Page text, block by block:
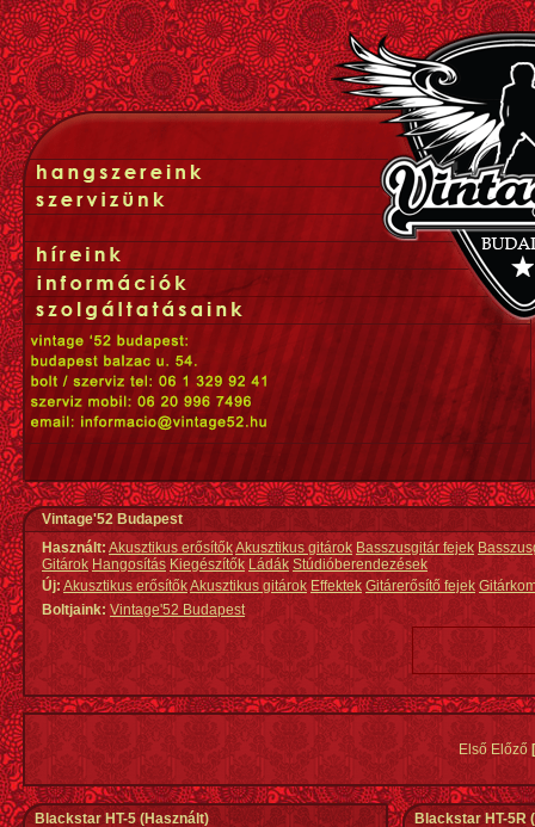
Vintage'52 Budapest
Használt: Akusztikus erősítőkAkusztikus gitárok Basszusgitár fejek
Gitárok Hangosítás Kiegészítők Ládák Stúdióberendezések
Új:Akusztikus erősítőkAkusztikus gitárok Effektek Gitárerősítő fejek
Boltjaink: Vintage'52 Budapest
Első Előző
Blackstar HT-5(Használt) Blackstar HT-5R